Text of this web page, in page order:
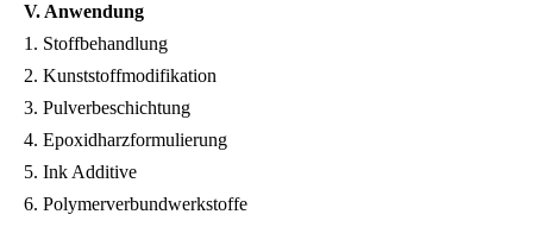
V. Anwendung
1. Stoffbehandlung
2. Kunststoffmodifikation
3. Pulverbeschichtung
4. Epoxidharzformulierung
5. Ink Additive
6. Polymerverbundwerkstoffe